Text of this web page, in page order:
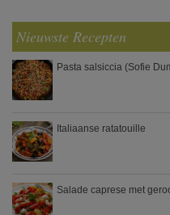
Nieuwste Recepten
Pasta salsiccia (Sofie
Italiaanse ratatouille
Salade caprese met